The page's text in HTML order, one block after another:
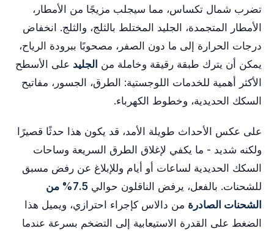
تضرب شمال تكساس، مما سيجلب مزيجًا من الأمطار،
الأمطار المتجمدة، الجليد المختلط بالثلج، والثلج. انخفاض
درجات الحرارة إلى ما دون الصفر، مصحوبًا ببرودة الرياح،
يمكن أن يترك طبقة رقيقة وخاملة من الجليد على الأسطح
الأكثر أهمية للخدمات اللوجستية: الطرق، الجسور، مفاتيح
السكك الحديدية، وخطوط الكهرباء.
على عكس الأحداث طويلة الأمد، قد يكون هذا حدثًا قصيرًا
ولكنه شديد - ما يكفي لإغلاق الطرق السريعة وساحات
السكك الحديدية لساعات أو أيام وللإبلاغ عن رفض مسبق
للشحنات. بالفعل، يرفض الناقلون حوالي
7.5% من
الشحنات الصادرة من دالاس كإجراء احترازي، ويميل هذا
الضغط على القدرة الاستيعابية إلى التضخم بسرعة عندما